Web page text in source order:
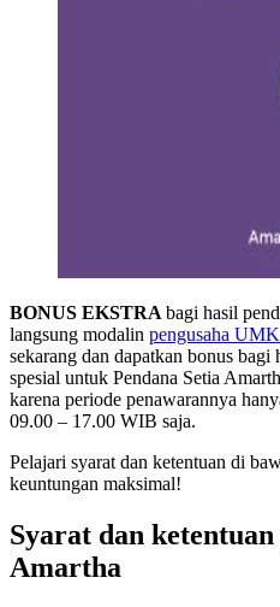
BONUS EKSTRAbagi hasil
langsung modalin pengusaha
sekarang dan dapatkan bonus bagi
spesial untuk Pendana Setia
karena periode penawarannya
09.00 – 17.00 WIB saja.
Pelajari syarat dan ketentuan di
keuntungan maksimal!
Syarat dan
Amartha